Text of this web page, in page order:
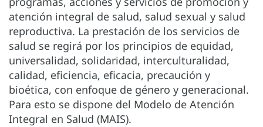
atención integral de salud, salud sexual y salud
reproductiva. La prestación de los servicios de
salud se regirá por los principios de equidad,
universalidad, solidaridad, interculturalidad,
calidad, eficiencia, eficacia, precaución y
bioética, con enfoque de género y generacional.
Para esto se dispone del Modelo de Atención
Integral en Salud (MAIS).